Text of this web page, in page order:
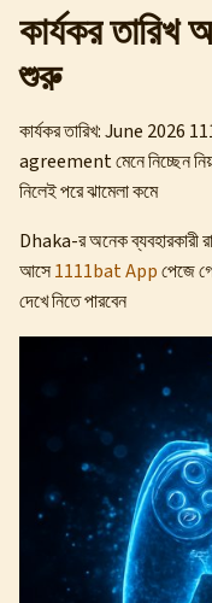
কার্যকর তারিখ
শুরু
কার্যকর তারিখ: June 2026
agreement মেনে নিচ্ছেন
নিলেই পরে ঝামেলা কমে
Dhaka-র অনেক ব্যবহারকারী
আসে1111bat Appপেজে
দেখে নিতে পারবেন